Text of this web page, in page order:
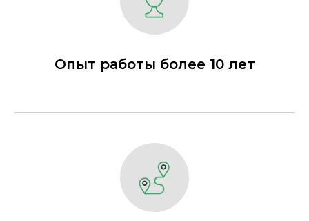
Опыт работы более 10 лет